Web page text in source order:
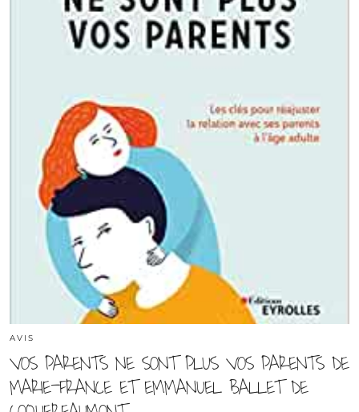
AVIS
VOS PARENTS NE SONT PLUS VOS PARENTS DE
MARIE-FRANCE ET EMMANUEL BALLET DE